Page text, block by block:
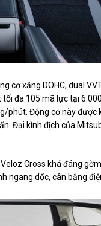
cơ xăng DOHC, dual
đa 105 mã lực tại
phút. Động cơ này được
Đại kình địch của
Cross khá đáng
ngang dốc, cân bằng